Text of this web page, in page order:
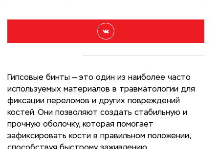
Гипсовые бинты — это один из наиболее часто
используемых материалов в травматологии для
фиксации переломов и других повреждений
костей. Они позволяют создать стабильную и
прочную оболочку, которая помогает
зафиксировать кости в правильном положении,